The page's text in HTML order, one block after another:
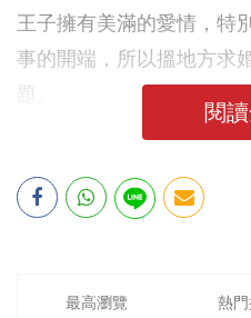
王子擁有美滿的愛情，特
事的開端，所以搵地方求
題。
閱
最高瀏覽 熱